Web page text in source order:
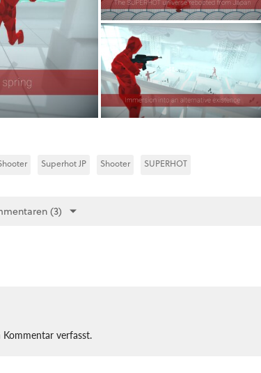
Superhot JP Shooter SUPERHOT
(3)
verfasst.